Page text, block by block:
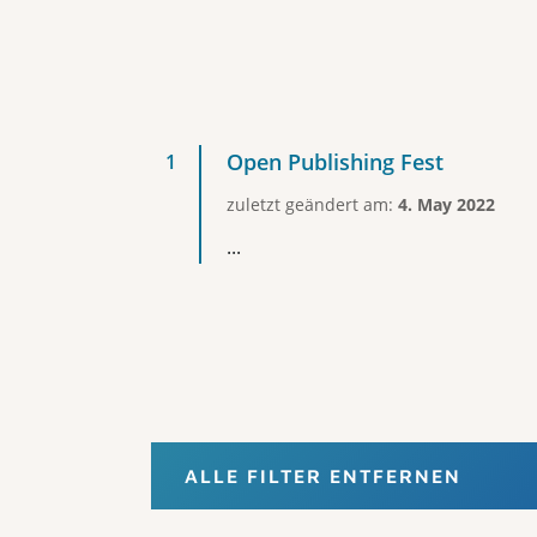
Open Publishing Fest
zuletzt geändert am: 4. May 2022
...
ALLE FILTER ENTFERNEN